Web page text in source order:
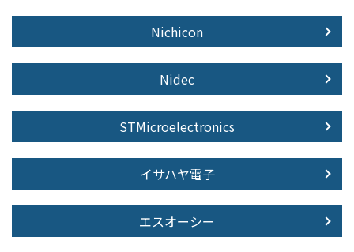
Nichicon
Nidec
STMicroelectronics
イサハヤ電子
エスオーシー